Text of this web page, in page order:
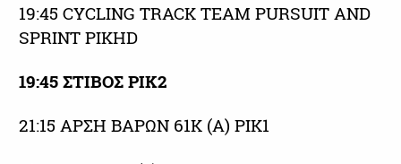
19:45 CYCLING TRACK TEAM PURSUIT AND
SPRINT ΡΙΚHD
19:45 ΣΤΙΒΟΣ ΡΙΚ2
21:15 ΑΡΣΗ ΒΑΡΩΝ 61Κ (Α) ΡΙΚ1